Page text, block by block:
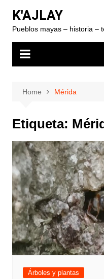
content
K'AJLAY
Pueblos mayas – historia –
Home Mérida
Etiqueta:
Árboles y plantas